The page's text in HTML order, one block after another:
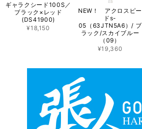
ギャラクシード100S／
ブラック×レッド
(DS41900)
¥18,150
NEW！ アクロスピー
ドs-
05（63JTN5A6）/ ブ
ラック/スカイブルー
（09）
¥19,360